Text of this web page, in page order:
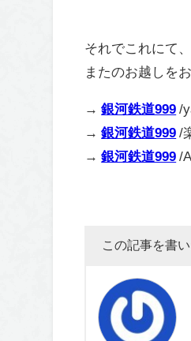
それでこれにて
またのお越しを
→銀河鉄道999 /
→銀河鉄道999 /
→銀河鉄道999 /
この記事を書い